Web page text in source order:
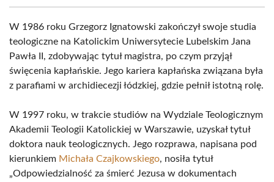
W 1986 roku Grzegorz Ignatowski zakończył swoje studia
teologiczne na Katolickim Uniwersytecie Lubelskim Jana
Pawła II, zdobywając tytuł magistra, po czym przyjął
święcenia kapłańskie. Jego kariera kapłańska związana była
z parafiami w archidiecezji łódzkiej, gdzie pełnił istotną rolę.
W 1997 roku, w trakcie studiów na Wydziale Teologicznym
Akademii Teologii Katolickiej w Warszawie, uzyskał tytuł
doktora nauk teologicznych. Jego rozprawa, napisana pod
kierunkiem Michała Czajkowskiego, nosiła tytuł
„Odpowiedzialność za śmierć Jezusa w dokumentach